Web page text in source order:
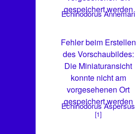
gespeichert werden
Echinodorus Annemari
Fehler beim Erstellen
des Vorschaubildes:
Die Miniaturansicht
konnte nicht am
vorgesehenen Ort
gespeichert werden
Echinodorus Aspersus
[1]